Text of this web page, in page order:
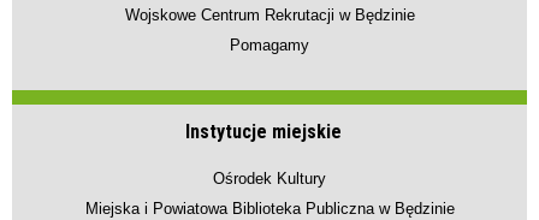
Wojskowe Centrum Rekrutacji w Będzinie
Pomagamy
Instytucje miejskie
Ośrodek Kultury
Miejska i Powiatowa Biblioteka Publiczna w Będzinie